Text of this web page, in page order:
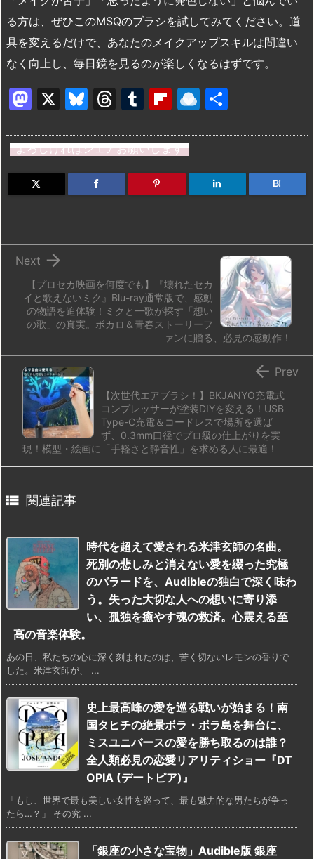
る方は、ぜひこのMSQのブラシを試してみてください。道
具を変えるだけで、あなたのメイクアップスキルは間違い
なく向上し、毎日鏡を見るのが楽しくなるはずです。
M
st
o
d
X
Bl
e
s
k
T
e
a
d
T
m
bl
r
Fl
b
o
ar
R
n
dr
o
よろしければシェアお願いします
B!
【プロセカ映画を何度でも】『壊れたセカ
イと歌えないミク』Blu-ray通常版で、感動
の物語を追体験！ミクと一歌が探す「想い
の歌」の真実。ボカロ＆青春ストーリーフ
ァンに贈る、必見の感動作！

Next
【次世代エアブラシ！】BKJANYO充電式
コンプレッサーが塗装DIYを変える！USB
Type-C充電＆コードレスで場所を選ば
ず、0.3mm口径でプロ級の仕上がりを実
現！模型・絵画に「手軽さと静音性」を求める人に最適！
 Prev
 関連記事
時代を超えて愛される米津玄師の名曲。
死別の悲しみと消えない愛を綴った究極
のバラードを、Audibleの独白で深く味わ
う。失った大切な人への想いに寄り添
い、孤独を癒やす魂の救済。心震える至
高の音楽体験。
あの日、私たちの心に深く刻まれたのは、苦く切ないレモンの香りで
した。米津玄師が、 ...
史上最高峰の愛を巡る戦いが始まる！南
国タヒチの絶景ボラ・ボラ島を舞台に、
ミスユニバースの愛を勝ち取るのは誰？
全人類必見の恋愛リアリティショー『DT
OPIA (デートピア)』
「もし、世界で最も美しい女性を巡って、最も魅力的な男たちが争っ
たら…？」 その究 ...
「銀座の小さな宝物」Audible版 銀座